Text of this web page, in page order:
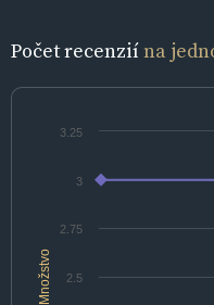
Počet recenziína
Množstvo 2.5
2.75
3
3.25